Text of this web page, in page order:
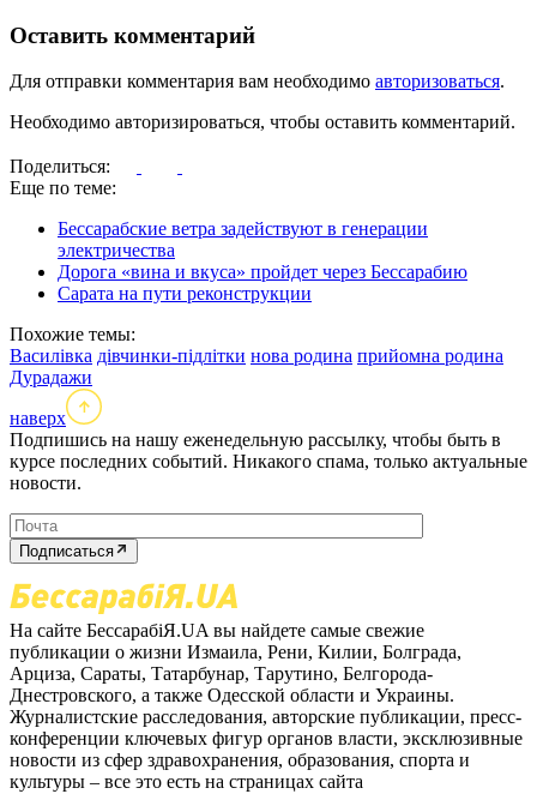
Оставить комментарий
Для отправки комментария вам необходимо авторизоваться.
Необходимо авторизироваться, чтобы оставить комментарий.
Поделиться:
Еще по теме:
Бессарабские ветра задействуют в генерации
электричества
Дорога «вина и вкуса» пройдет через Бессарабию
Сарата на пути реконструкции
Похожие темы:
Василівка дівчинки-підлітки нова родина прийомна родина
Дурадажи
наверх
Подпишись на нашу еженедельную рассылку, чтобы быть в
курсе последних событий. Никакого спама, только актуальные
новости.
Подписаться
На сайте БессарабіЯ.UA вы найдете самые свежие
публикации о жизни Измаила, Рени, Килии, Болграда,
Арциза, Сараты, Татарбунар, Тарутино, Белгорода-
Днестровского, а также Одесской области и Украины.
Журналистские расследования, авторские публикации, пресс-
конференции ключевых фигур органов власти, эксклюзивные
новости из сфер здравохранения, образования, спорта и
культуры – все это есть на страницах сайта